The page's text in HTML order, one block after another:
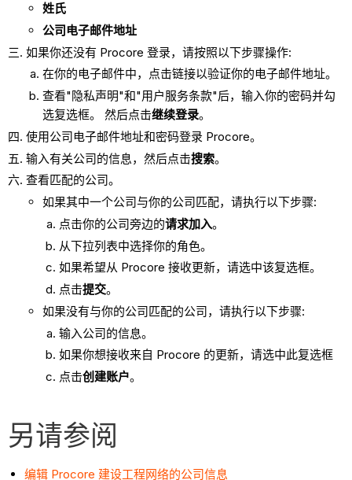
姓氏
公司电子邮件地址
如果你还没有 Procore 登录，请按照以下步骤操作:
在你的电子邮件中，点击链接以验证你的电子邮件地址。
查看"隐私声明"和"用户服务条款"后，输入你的密码并勾
选复选框。 然后点击继续登录。
使用公司电子邮件地址和密码登录 Procore。
输入有关公司的信息，然后点击搜索。
查看匹配的公司。
如果其中一个公司与你的公司匹配，请执行以下步骤:
点击你的公司旁边的请求加入。
从下拉列表中选择你的角色。
如果希望从 Procore 接收更新，请选中该复选框。
点击提交。
如果没有与你的公司匹配的公司，请执行以下步骤:
输入公司的信息。
如果你想接收来自 Procore 的更新，请选中此复选框
点击创建账户。
另请参阅
编辑 Procore 建设工程网络的公司信息